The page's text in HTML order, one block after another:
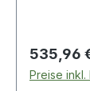
535,96
Preise inkl.